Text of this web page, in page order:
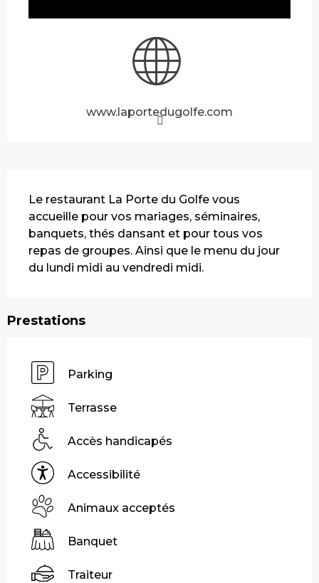
www.laportedugolfe.com
Le restaurant La Porte du Golfe vous
accueille pour vos mariages, séminaires,
banquets, thés dansant et pour tous vos
repas de groupes. Ainsi que le menu du jour
du lundi midi au vendredi midi.
Prestations
Parking
Terrasse
Accès handicapés
Accessibilité
Animaux acceptés
Banquet
Traiteur